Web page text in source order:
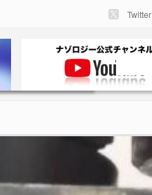
Twitter